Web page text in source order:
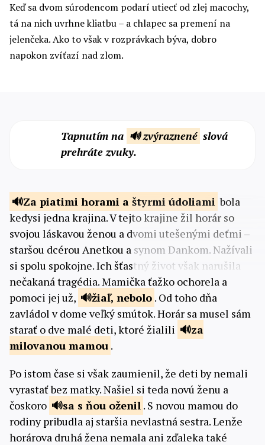
Keď sa dvom súrodencom podarí utiecť od zlej macochy,
tá na nich uvrhne kliatbu – a chlapec sa premení na
jelenčeka. Ako to však v rozprávkach býva, dobro
napokon zvíťazí nad zlom.
Tapnutím na 🔊 zvýraznené slová
prehráte zvuky.
Za piatimi horami a štyrmi údoliami bola
kedysi jedna krajina. V tejto krajine žil horár so
svojou láskavou ženou a dvomi utešenými deťmi –
staršou dcérou Anetkou a synom Dankom. Nažívali
si spolu spokojne. Ich šťastný život však narušila
nečakaná tragédia. Mamička ťažko ochorela a
pomoci jej už,
žiaľ, nebolo . Od toho dňa
zavládol v dome veľký smútok. Horár sa musel sám
starať o dve malé deti, ktoré žialili
za
milovanou mamou .
Po istom čase si však zaumienil, že deti by nemali
vyrastať bez matky. Našiel si teda novú ženu a
čoskoro
sa s ňou oženil . S novou mamou do
rodiny pribudla aj staršia nevlastná sestra. Lenže
horárova druhá žena nemala ani zďaleka také